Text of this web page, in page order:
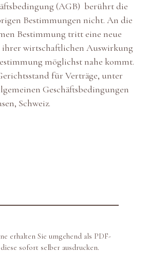
(AGB) berührt die
Bestimmungen nicht. An die
Bestimmung tritt eine neue
ihrer wirtschaftlichen Auswirkung
möglichst nahe kommt.
für Verträge, unter
Geschäftsbedingungen
Schweiz.
erhalten Sie umgehend als PDF-
sofort selber ausdrucken.